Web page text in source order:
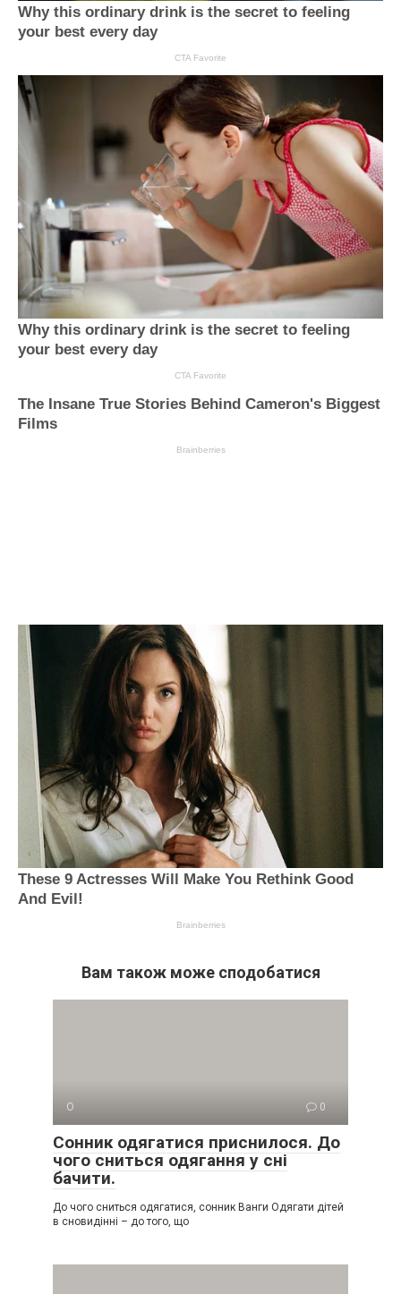
Вам також може сподобатися
О 0
Сонник одягатися приснилося. До
чого сниться одягання у сні
бачити.
До чого сниться одягатися, сонник Ванги Одягати дітей
в сновидінні – до того, що